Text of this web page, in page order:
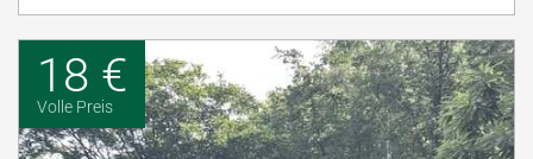
18 €
Volle Preis